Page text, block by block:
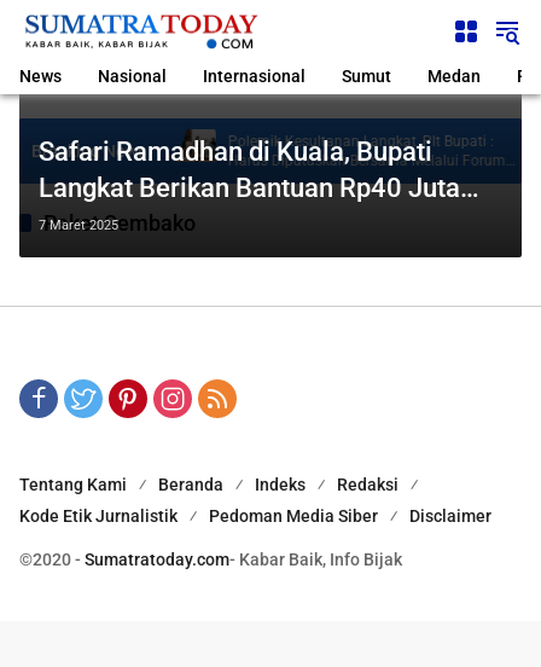
Langsung
News Nasional Internasional Sumut Medan
Breaking News
‘Gerombolan
II Dipimpin Sufmi
Polemik Kesultanan Langkat, Plt Bupati :
Harus Diputuskan Bersama Melalui Forum
Dialog
Paket Sembako
Safari Ramadhan di Kuala, Bupati
Langkat Berikan Bantuan Rp40 Juta
dan Paket Sembako
7 Maret 2025
Tentang Kami Beranda Indeks
Redaksi
Kode Etik Jurnalistik
Pedoman Media Siber Disclaimer
©2020 -Sumatratoday.com- Kabar Baik, Info Bijak